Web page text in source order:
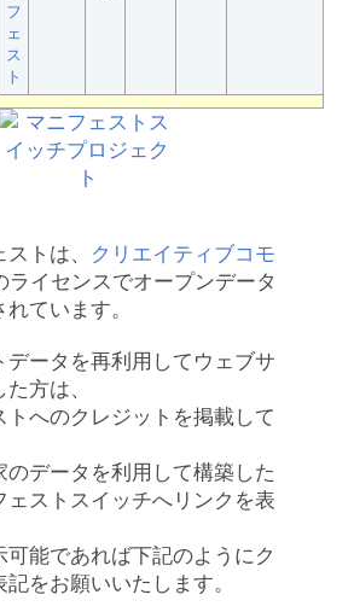
フ
ェ
ス
ト
トは、
クリエイティブコモ
ライセンスでオープンデータ
ています。
データを再利用してウェブサ
方は、
トへのクレジットを掲載して
のデータを利用して構築した
ェストスイッチへリンクを表
可能であれば下記のようにク
をお願いいたします。